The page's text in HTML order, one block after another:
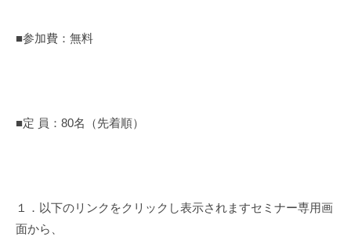
■参加費：無料
■定 員：80名（先着順）
１．以下のリンクをクリックし表示されますセミナー専用画
面から、